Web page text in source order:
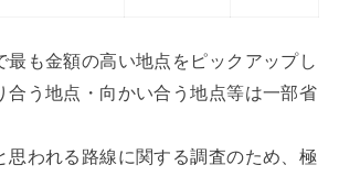
も金額の高い地点をピックアップし
合う地点・向かい合う地点等は一部省
われる路線に関する調査のため、極